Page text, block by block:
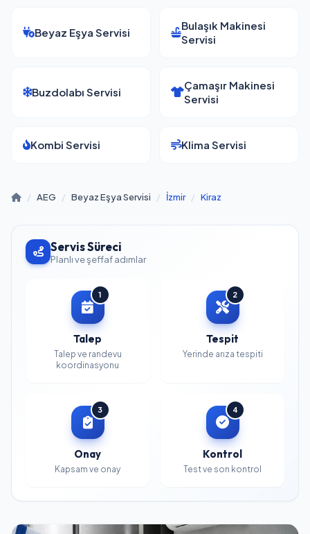
Beyaz Eşya Servisi
Bulaşık Makinesi
Servisi
Buzdolabı Servisi
Çamaşır Makinesi
Servisi
Kombi Servisi Klima Servisi
/ AEG / Beyaz Eşya Servisi / İzmir / Kiraz
Servis Süreci
Planlı ve şeffaf adımlar
1
Talep
Talep ve randevu
koordinasyonu
2
Tespit
Yerinde arıza tespiti
3
Onay
Kapsam ve onay
4
Kontrol
Test ve son kontrol